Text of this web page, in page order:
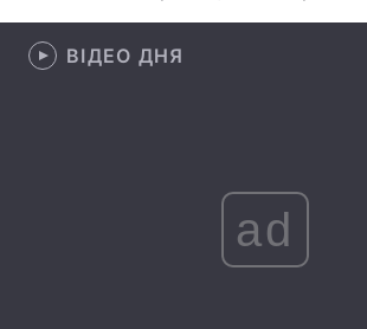
Контакти
Послуги
ВІДЕО ДНЯ
ad